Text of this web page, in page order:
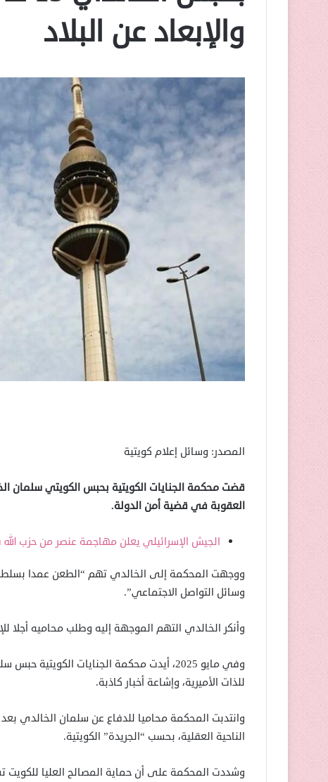
والإبعاد عن البلاد
المصدر: وسائل إعلام كويتية
العقوبة في قضية أمن الدولة.
الجيش الإسرائيلي يعلن مهاجمة عنصر من حزب
ووجهت المحكمة إلى الخالدي تهم “الطعن عمدا بسلطة
وسائل التواصل الاجتماعي”.
وأنكر الخالدي التهم الموجهة إليه وطلب محاميه أجلا
وفي مايو 2025، أيدت محكمة الجنايات
للذات الأميرية، وإشاعة أخبار كاذبة.
وانتدبت المحكمة محاميا للدفاع عن سلمان الخالدي
الناحية العقلية، بحسب “الجريدة” الكويتية.
وشددت المحكمة على أن حماية المصالح العليا